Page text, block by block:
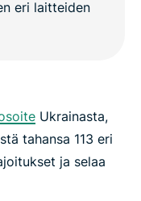
Ukrainasta,
tahansa 113 eri
ja selaa